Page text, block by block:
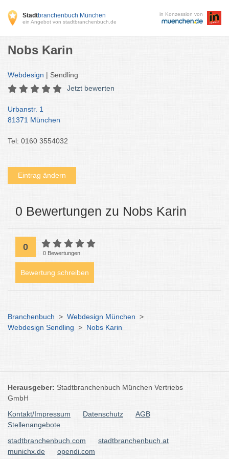
Stadtbranchenbuch München
ein Angebot von stadtbranchenbuch.de
in Konzession von
Nobs Karin
Webdesign | Sendling
Jetzt bewerten
Urbanstr. 1
81371 München
Tel: 0160 3554032
Eintrag ändern
0 Bewertungen zu Nobs Karin
0
0 Bewertungen
Bewertung schreiben
Branchenbuch > Webdesign München >
Webdesign Sendling > Nobs Karin
Herausgeber: Stadtbranchenbuch München Vertriebs
GmbH
Kontakt/Impressum
Datenschutz
AGB
Stellenangebote
stadtbranchenbuch.com
stadtbranchenbuch.at
munichx.de
opendi.com